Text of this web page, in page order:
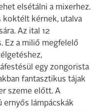
elsétálni a mixerhez.
koktélt kérnek, utalva
Az ital 12
Ez a miliő megfelelő
egy zongorista
fantasztikus tájak
szeme előtt. A
ernyős lámpácskák